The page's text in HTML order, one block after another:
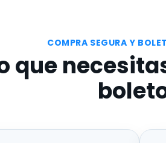
COMPRA SEGURA Y
que